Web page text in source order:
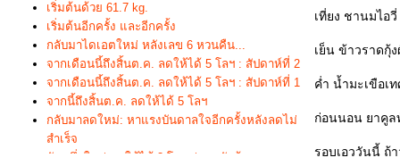
เริ่มต้นด้วย 61.7 kg.
เริ่มต้นอีกครั้ง และอีกครั้ง
กลับมาไดเอตใหม่ หลังเลข 6 หวนคืน...
จากเดือนนี้ถึงสิ้นต.ค. ลดให้ได้ 5 โลฯ : สัปดาห์ที่ 2
จากเดือนนี้ถึงสิ้นต.ค. ลดให้ได้ 5 โลฯ : สัปดาห์ที่ 1
จากนี้ถึงสิ้นต.ค. ลดให้ได้ 5 โลฯ
กลับมาลดใหม่: หาแรงบันดาลใจอีกครั้งหลังลดไม่
สำเร็จ
นับหนึ่งใหม่ ลดให้ได้ 3 โลฯ ก่อนกลับบ้าน
เที่ยง ชานมไอวี่
เย็น ข้าวราดกุ้
ค่ำ น้ำมะเขือเ
ก่อนนอน ยาคูล
รอบเอววันนี้ ถ้